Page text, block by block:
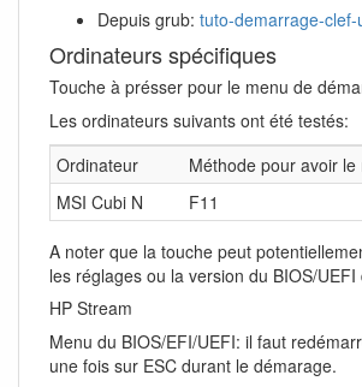
Depuis grub: tuto-demarrage-
Ordinateurs spécifiques
Touche à présser pour le menu de
Les ordinateurs suivants ont été testés:
Ordinateur
Méthode pour avoir le
MSI Cubi N
F11
A noter que la touche peut
les réglages ou la version du BIOS/
HP Stream
Menu du BIOS/EFI/UEFI: il faut
une fois sur ESC durant le démarage.